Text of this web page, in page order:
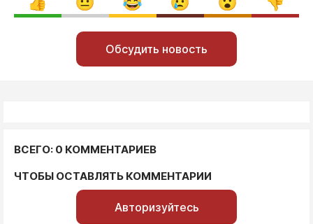
Обсудить новость
ВСЕГО: 0 КОММЕНТАРИЕВ
ЧТОБЫ ОСТАВЛЯТЬ КОММЕНТАРИИ
Авторизуйтесь